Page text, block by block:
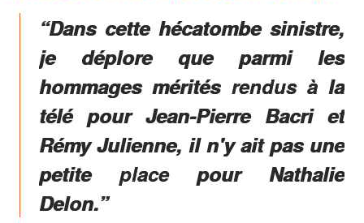
“Dans cette hécatombe sinistre,
je déplore que parmi les
hommages mérités rendus à la
télé pour Jean-Pierre Bacri et
Rémy Julienne, il n'y ait pas une
petite place pour Nathalie
Delon.”